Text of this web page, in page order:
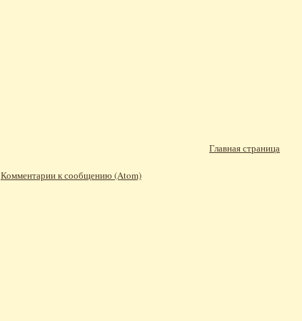
Главная страница
Комментарии к сообщению (Atom)